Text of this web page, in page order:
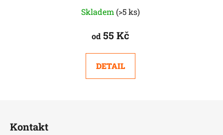
Skladem (>5 ks)
od55 Kč
DETAIL
Kontakt